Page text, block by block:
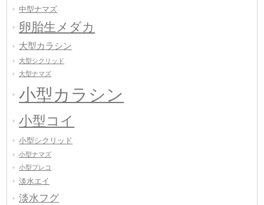
中型ナマズ
卵胎生メダカ
大型カラシン
大型シクリッド
大型ナマズ
小型カラシン
小型コイ
小型シクリッド
小型ナマズ
小型プレコ
淡水エイ
淡水フグ